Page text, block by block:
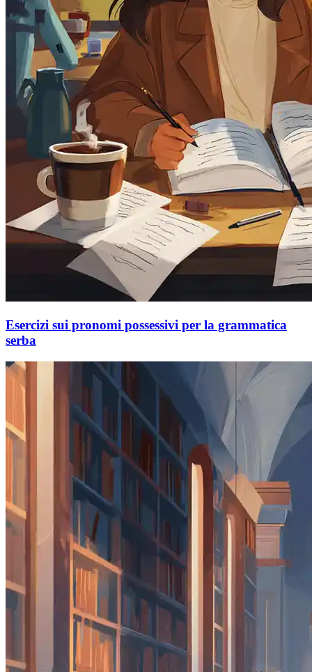
Esercizi sui pronomi possessivi per la grammatica
serba